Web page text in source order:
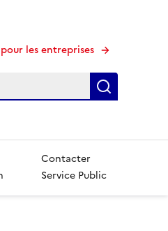
les entreprises
Contacter
Service Public